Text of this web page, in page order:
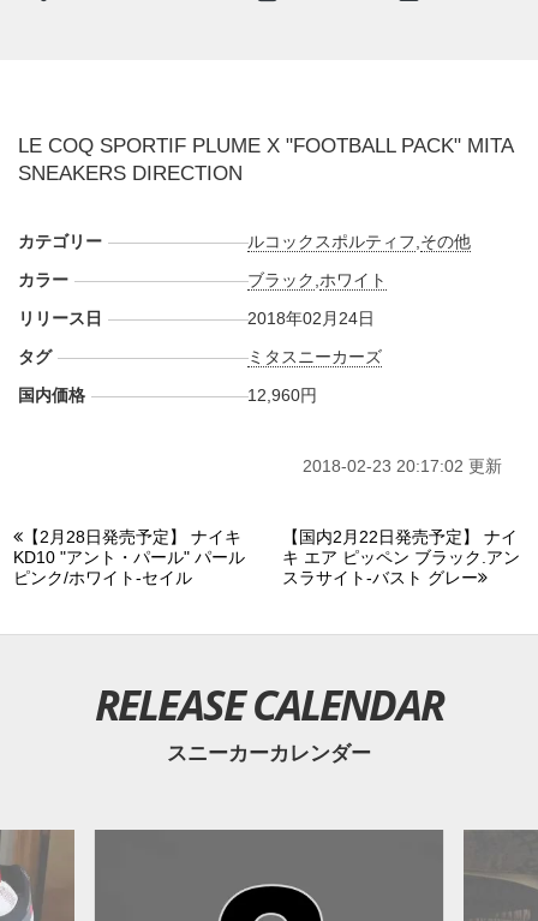
い付けのルコックスポルティフのロゴを配置した。
タウンユースでも使えるようにソールには、アメリカの名テ
ートアッシュ Jr)"のシグネチャーモデルとして、1980年代に
カラーリングには"PLUME PIXY"のオリジナルカラーから着
想を得たシンプルな黒白の定番カラーにガムソールを組み合
わせた配色と、同ブランド発祥の地である"フランス国旗"の
ニーカーヘッズまで、幅広くフィットするモデルに昇華され
日本国内では2018年2月24日より
mita sneakersで発売予定。
価格は12,960円 (税込)。 今コレクションとフックしたアパレ
LE COQ SPORTIF PLUME X "FOOTBALL PACK" MITA
SNEAKERS DIRECTION
カテゴリー ルコックスポルティフ その他
カラー
ブラック ホワイト
リリース日
2018年02月24日
タグ
ミタスニーカーズ
国内価格
12,960円
2018-02-23 20:17:02 更新
【2月28日発売予定】 ナイキ
KD10 "アント・パール" パール
ピンク/ホワイト-セイル
【国内2月22日発売予定】 ナイ
キ エア ピッペン ブラック.アン
スラサイト-バスト グレー
RELEASE CALENDAR
スニーカーカレンダー